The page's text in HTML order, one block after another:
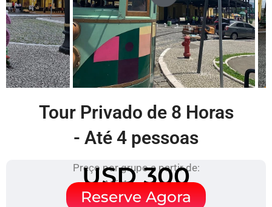
Tour Privado de 8 Horas
- Até 4 pessoas
Preço por grupo a partir de:
USD 300
Até 4 pessoas
Reserve Agora